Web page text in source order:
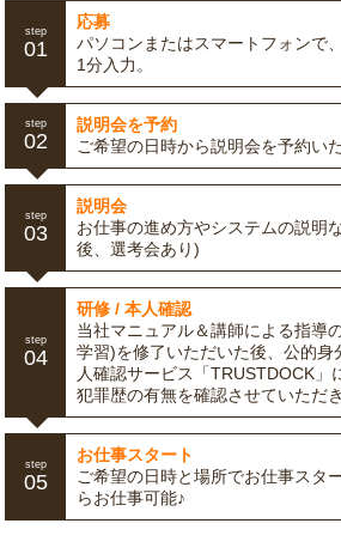
step
01
応募
パソコンまたはスマートフォンで
1分入力。
step
02
説明会を予約
ご希望の日時から説明会を予約い
step
03
説明会
お仕事の進め方やシステムの説明
後、選考会あり)
step
04
研修 / 本人確認
当社マニュアル＆講師による指導
学習)を修了いただいた後、公的身
人確認サービス「TRUSTDOCK」
犯罪歴の有無を確認させていただき
step
05
お仕事スタート
ご希望の日時と場所でお仕事スタ
らお仕事可能♪